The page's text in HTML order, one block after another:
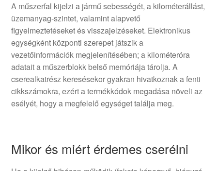
A műszerfal kijelzi a jármű sebességét, a kilométerállást,
üzemanyag-szintet, valamint alapvető
figyelmeztetéseket és visszajelzéseket. Elektronikus
egységként központi szerepet játszik a
vezetőinformációk megjelenítésében; a kilométeróra
adatait a műszerblokk belső memóriája tárolja. A
cserealkatrész keresésekor gyakran hivatkoznak a fenti
cikkszámokra, ezért a termékkódok megadása növeli az
esélyét, hogy a megfelelő egységet találja meg.
Mikor és miért érdemes cserélni